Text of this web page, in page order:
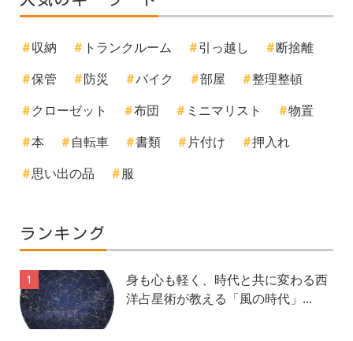
収納 トランクルーム 引っ越し
断捨離
保管
防災 バイク 部屋
整理整頓
クローゼット
布団 ミニマリスト
物置
本
自転車 書類 片付け
押入れ
思い出の品
服
ランキング
1
身も心も軽く、時代と共に変わる西
洋占星術が教える「風の時代」...